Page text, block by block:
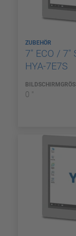
ZUBEHÖR
7" ECO /
HYA-7E7S
0 "